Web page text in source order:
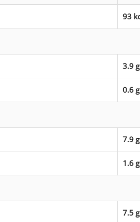
93
3.9 g
0.6 g
7.9 g
1.6 g
7.5 g